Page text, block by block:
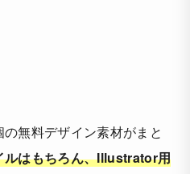
無料デザイン素材がまと
ルはもちろん、Illustrator用